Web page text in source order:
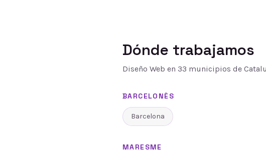
Dónde trabajamos
Diseño Web en 33 municipios de
BARCELONÈS
Barcelona
MARESME